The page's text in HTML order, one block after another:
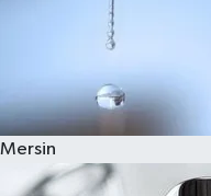
Mersin